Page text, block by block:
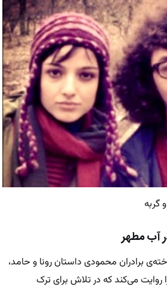
گربه
آب مطهر
برادران محمودی داستان رونا و حامد،
روایت می‌کند که در تلاش برای ترک